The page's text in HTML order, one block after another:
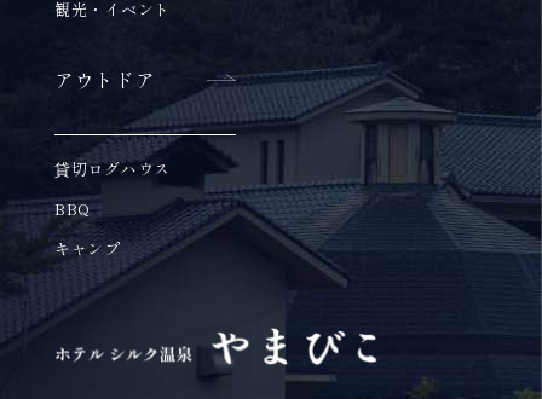
観光・イベント
アウトドア
貸切ログハウス
BBQ
キャンプ